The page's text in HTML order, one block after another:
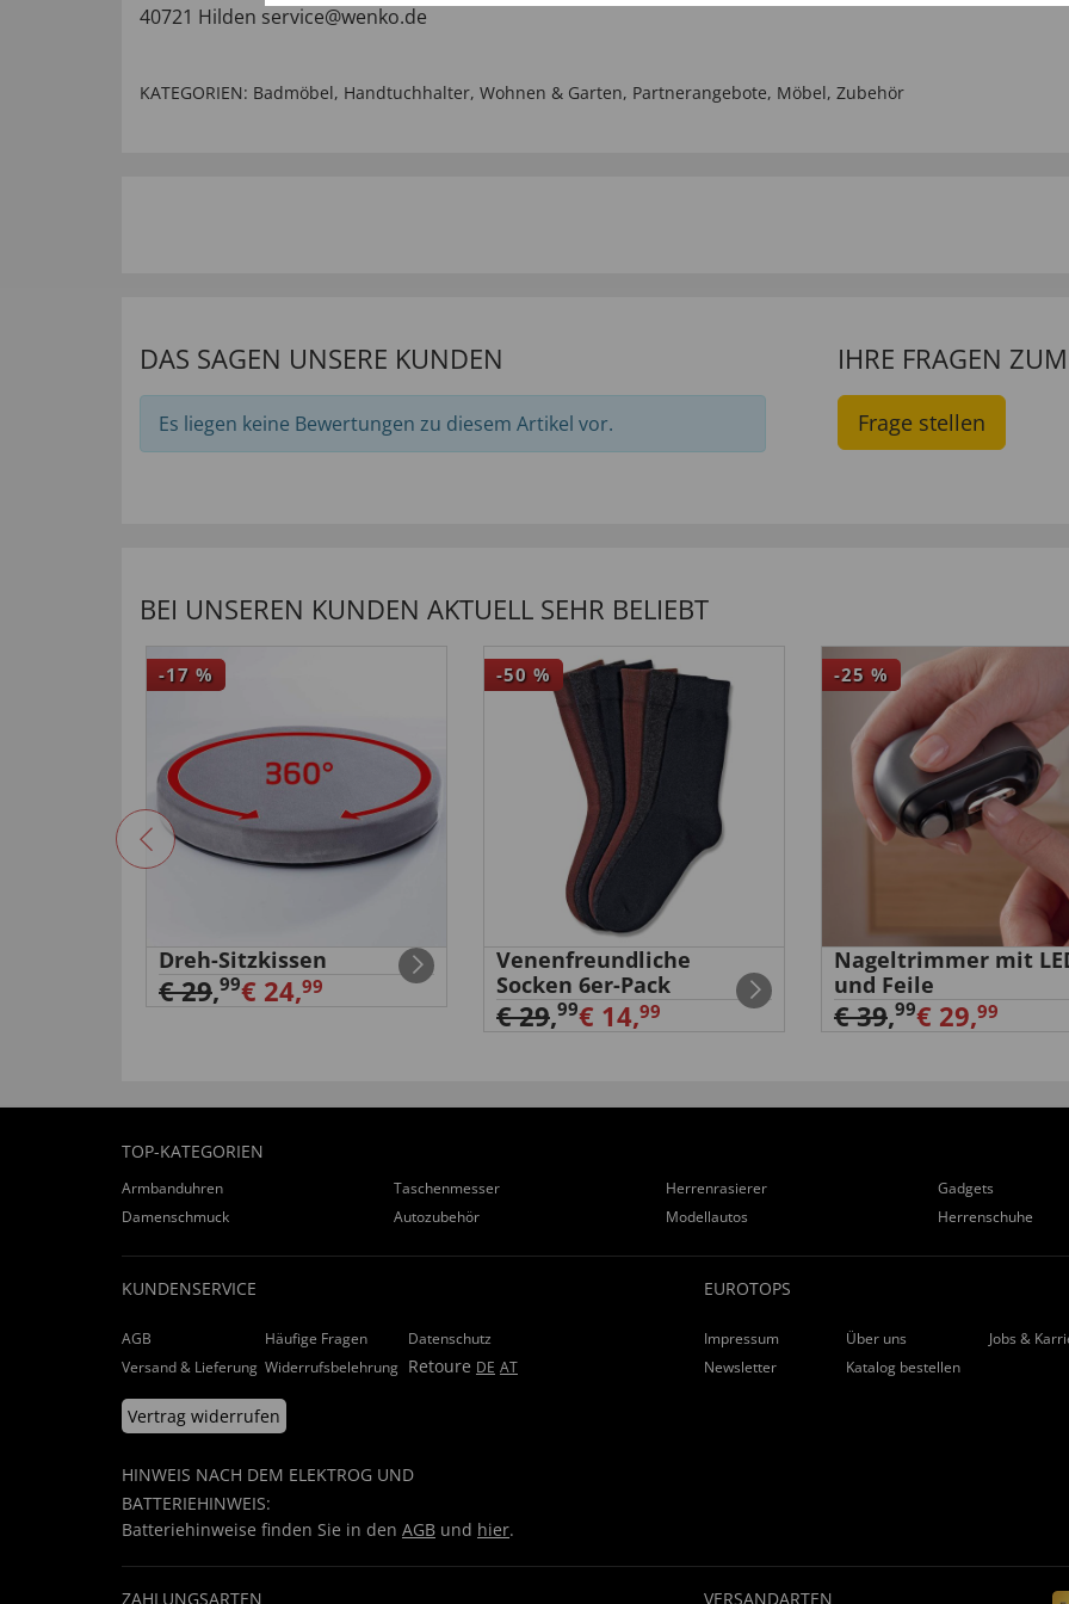
40721 Hilden service@wenko.de
KATEGORIEN: Badmöbel, Handtuchhalter, Wohnen & Garten, Partnerangebote, Möbel, Zubehör
DAS SAGEN UNSERE KUNDEN
Es liegen keine Bewertungen zu diesem Artikel vor.
IHRE FRAGEN
Frage stellen
BEI UNSEREN KUNDEN AKTUELL SEHR BELIEBT
-17 %
Dreh-Sitzkissen
€ 29,99€ 24,99
-50 %
Venenfreundliche
Socken 6er-Pack
€ 29,99€ 14,99
-25 %
Nageltrimmer mit
und Feile
€ 39,99€ 29,99
TOP-KATEGORIEN
Armbanduhren Taschenmesser Herrenrasierer Gadgets
Damenschmuck
Autozubehör Modellautos Herrenschuhe
KUNDENSERVICE
AGB Häufige Fragen
Datenschutz
Versand & Lieferung Widerrufsbelehrung Retoure DE AT
Vertrag widerrufen
HINWEIS NACH DEM ELEKTROG UND
BATTERIEHINWEIS:
Batteriehinweise finden Sie in den AGB und hier.
EUROTOPS
Impressum Über uns
Jobs &
Newsletter
Katalog bestellen
ZAHLUNGSARTEN VERSANDARTEN